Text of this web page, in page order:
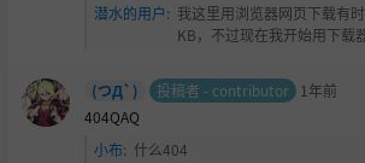
潜水的用户: 我这里用浏览器网页下载有
KB，不过现在我开始用下载
(つД`) 投稿者 - contributor
1年前
404QAQ
小布: 什么404